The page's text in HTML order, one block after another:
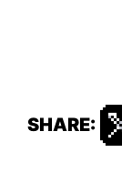
SHARE: